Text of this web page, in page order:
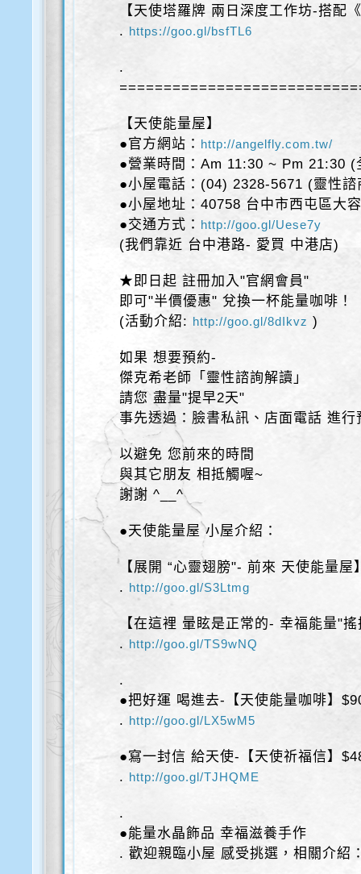
【天使塔羅牌 兩日深度工作坊-搭配
. https://goo.gl/bsfTL6
.
【天使能量屋】
●官方網站： http://angelfly.com.tw/
●營業時間：Am 11:30 ~ Pm 21:30 (
●小屋電話：(04) 2328-5671 (靈性
●小屋地址：40758 台中市西屯區大
●交通方式： http://goo.gl/Uese7y
(我們靠近 台中港路- 愛買 中港店)
★即日起 註冊加入"官網會員"
即可"半價優惠" 兌換一杯能量咖啡！
(活動介紹: http://goo.gl/8dIkvz )
如果 想要預約-
傑克希老師「靈性諮詢解讀」
請您 盡量"提早2天"
事先透過：臉書私訊、店面電話 進行
以避免 您前來的時間
與其它朋友 相抵觸喔~
謝謝 ^__^
●天使能量屋 小屋介紹：
【展開 “心靈翅膀"- 前來 天使能量屋
. http://goo.gl/S3Ltmg
【在這裡 暈眩是正常的- 幸福能量"
. http://goo.gl/TS9wNQ
.
●把好運 喝進去-【天使能量咖啡】
. http://goo.gl/LX5wM5
●寫一封信 給天使-【天使祈福信】
. http://goo.gl/TJHQME
.
●能量水晶飾品 幸福滋養手作
. 歡迎親臨小屋 感受挑選，相關介紹